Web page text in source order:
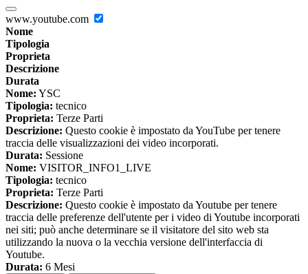
www.youtube.com
Nome
Tipologia
Proprieta
Descrizione
Durata
Nome: YSC
Tipologia: tecnico
Proprieta: Terze Parti
Descrizione: Questo cookie è impostato da YouTube per tenere
traccia delle visualizzazioni dei video incorporati.
Durata: Sessione
Nome: VISITOR_INFO1_LIVE
Tipologia: tecnico
Proprieta: Terze Parti
Descrizione: Questo cookie è impostato da Youtube per tenere
traccia delle preferenze dell'utente per i video di Youtube incorporati
nei siti; può anche determinare se il visitatore del sito web sta
utilizzando la nuova o la vecchia versione dell'interfaccia di
Youtube.
Durata: 6 Mesi